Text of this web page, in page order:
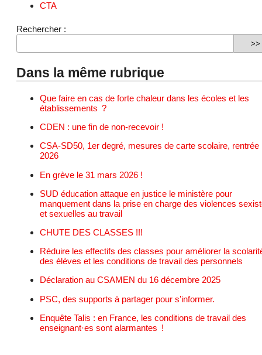
CTA
Rechercher :
Dans la même rubrique
Que faire en cas de forte chaleur dans les écoles et les
établissements ?
CDEN : une fin de non-recevoir !
CSA-SD50, 1er degré, mesures de carte scolaire, rentrée
2026
En grève le 31 mars 2026 !
SUD éducation attaque en justice le ministère pour
manquement dans la prise en charge des violences
et sexuelles au travail
CHUTE DES CLASSES !!!
Réduire les effectifs des classes pour améliorer la
des élèves et les conditions de travail des personnels
Déclaration au CSAMEN du 16 décembre 2025
PSC, des supports à partager pour s’informer.
Enquête Talis : en France, les conditions de travail des
enseignant·es sont alarmantes !